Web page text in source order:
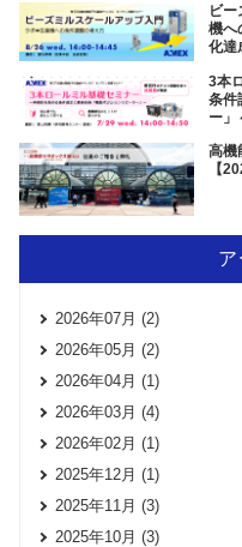
ビ
機へ
化達
3本
条件
ー」
高機
【
2026年07月 (2)
2026年05月 (2)
2026年04月 (1)
2026年03月 (4)
2026年02月 (1)
2025年12月 (1)
2025年11月 (3)
2025年10月 (3)